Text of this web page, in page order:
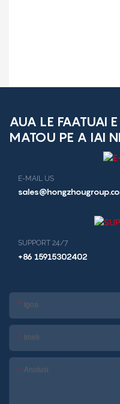
AUA LE FAATUAI
MATOU PE A IAI
E-MAIL US
SUPPORT 24/7
+86 15915302402
Igoa
Imeli
Anotusi